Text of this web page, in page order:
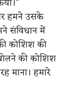
हमने उसके
संविधान में
कोशिश की
की कोशिश
माना। हमारे